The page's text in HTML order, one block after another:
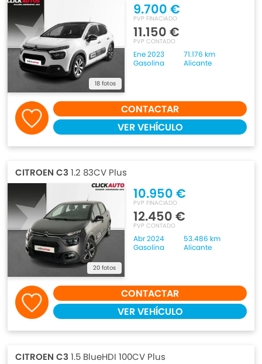
18 fotos
9.700 €
PVP FINACIADO
11.150 €
PVP CONTADO
Ene 2023
71.176 km
Gasolina
Alicante
CONTACTAR
VER VEHÍCULO
CITROEN C3 1.2 83CV Plus
20 fotos
10.950 €
PVP FINACIADO
12.450 €
PVP CONTADO
Abr 2024
53.486 km
Gasolina
Alicante
CONTACTAR
VER VEHÍCULO
CITROEN C3 1.5 BlueHDI 100CV Plus